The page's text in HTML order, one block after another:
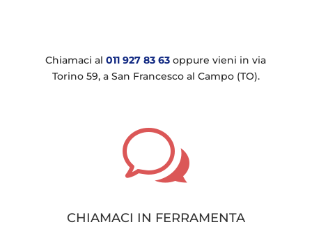
Chiamaci al011 927 83 63 oppure vieni in via
Torino 59, a San Francesco al Campo (TO).
w
CHIAMACI IN FERRAMENTA